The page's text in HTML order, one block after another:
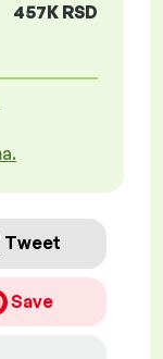
457K RSD
Tweet
Save